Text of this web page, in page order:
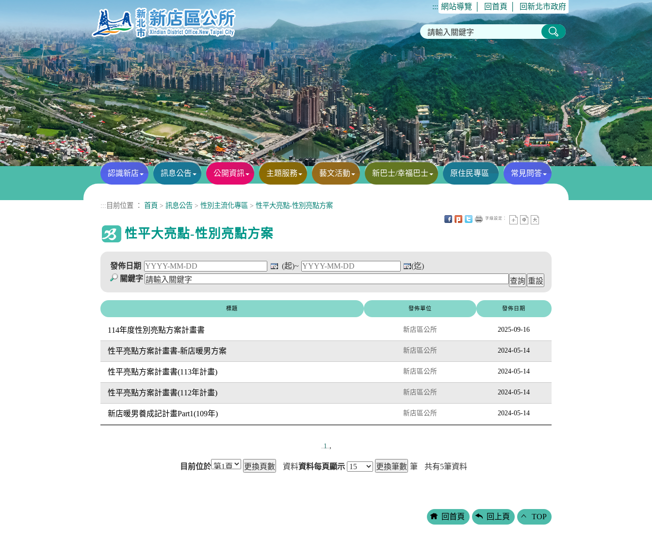
::: 網站導覽 回首頁 回新北市政府
認識新店 訊息公告 公開資訊 主題服務 藝文活動 新巴士/幸福巴士 原住民專區 常見問答
::: 目前位置 ： 首頁 > 訊息公告 > 性別主流化專區 > 性平大亮點-性別亮點方案
性平大亮點-性別亮點方案
字級設定：
發佈日期 (起)~
(迄)
關鍵字
標題 發佈單位 發佈日期
114年度性別亮點方案計畫書 新店區公所 2025-09-16
性平亮點方案計畫書-新店暖男方案 新店區公所 2024-05-14
性平亮點方案計畫書(113年計畫) 新店區公所 2024-05-14
性平亮點方案計畫書(112年計畫) 新店區公所 2024-05-14
新店暖男養成記計畫Part1(109年) 新店區公所 2024-05-14
1 ,
目前位於 資料資料每頁顯示 筆 共有5筆資料
回首頁 回上頁 TOP